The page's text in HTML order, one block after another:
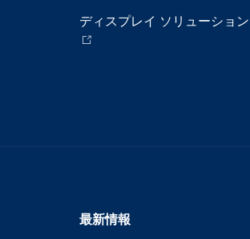
ディスプレイ ソリューション
最新情報